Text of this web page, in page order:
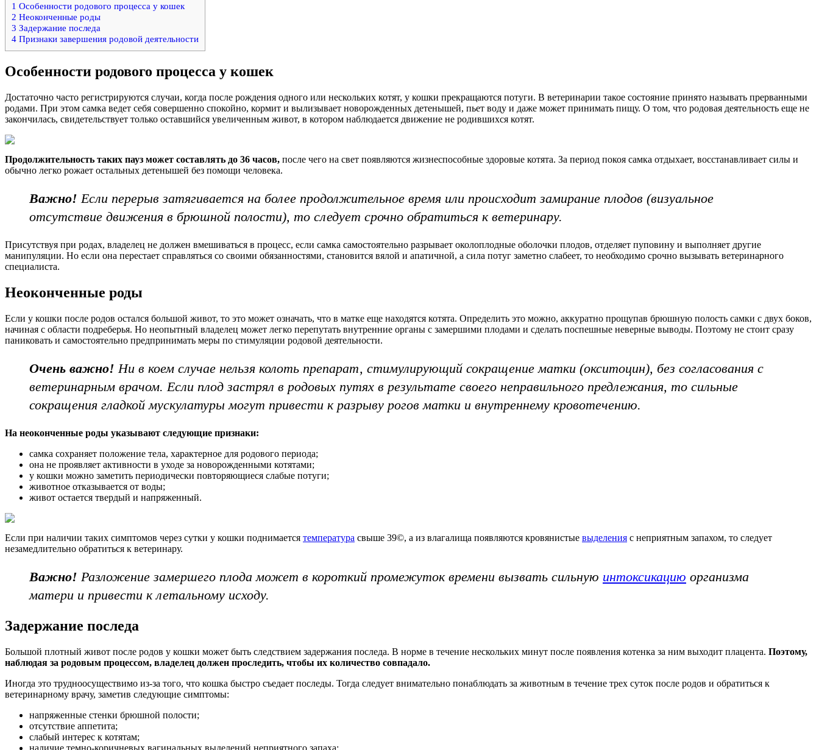
1 Особенности родового процесса у кошек
2 Неоконченные роды
3 Задержание последа
4 Признаки завершения родовой деятельности
Особенности родового процесса у кошек
Достаточно часто регистрируются случаи, когда после рождения одного или нескольких котят, у кошки прекращаются потуги. В ветеринарии такое состояние принято называть прерванными
родами. При этом самка ведет себя совершенно спокойно, кормит и вылизывает новорожденных детенышей, пьет воду и даже может принимать пищу. О том, что родовая деятельность еще не
закончилась, свидетельствует только оставшийся увеличенным живот, в котором наблюдается движение не родившихся котят.
Продолжительность таких пауз может составлять до 36 часов, после чего на свет появляются жизнеспособные здоровые котята. За период покоя самка отдыхает, восстанавливает силы и
обычно легко рожает остальных детенышей без помощи человека.
Важно! Если перерыв затягивается на более продолжительное время или происходит замирание плодов (визуальное
отсутствие движения в брюшной полости), то следует срочно обратиться к ветеринару.
Присутствуя при родах, владелец не должен вмешиваться в процесс, если самка самостоятельно разрывает околоплодные оболочки плодов, отделяет пуповину и выполняет другие
манипуляции. Но если она перестает справляться со своими обязанностями, становится вялой и апатичной, а сила потуг заметно слабеет, то необходимо срочно вызывать ветеринарного
специалиста.
Неоконченные роды
Если у кошки после родов остался большой живот, то это может означать, что в матке еще находятся котята. Определить это можно, аккуратно прощупав брюшную полость самки с двух боков,
начиная с области подреберья. Но неопытный владелец может легко перепутать внутренние органы с замершими плодами и сделать поспешные неверные выводы. Поэтому не стоит сразу
паниковать и самостоятельно предпринимать меры по стимуляции родовой деятельности.
Очень важно! Ни в коем случае нельзя колоть препарат, стимулирующий сокращение матки (окситоцин), без согласования с
ветеринарным врачом. Если плод застрял в родовых путях в результате своего неправильного предлежания, то сильные
сокращения гладкой мускулатуры могут привести к разрыву рогов матки и внутреннему кровотечению.
На неоконченные роды указывают следующие признаки:
самка сохраняет положение тела, характерное для родового периода;
она не проявляет активности в уходе за новорожденными котятами;
у кошки можно заметить периодически повторяющиеся слабые потуги;
животное отказывается от воды;
живот остается твердый и напряженный.
Если при наличии таких симптомов через сутки у кошки поднимается температура свыше 39©, а из влагалища появляются кровянистые выделения с неприятным запахом, то следует
незамедлительно обратиться к ветеринару.
Важно! Разложение замершего плода может в короткий промежуток времени вызвать сильную интоксикацию организма
матери и привести к летальному исходу.
Задержание последа
Большой плотный живот после родов у кошки может быть следствием задержания последа. В норме в течение нескольких минут после появления котенка за ним выходит плацента. Поэтому,
наблюдая за родовым процессом, владелец должен проследить, чтобы их количество совпадало.
Иногда это трудноосуществимо из-за того, что кошка быстро съедает последы. Тогда следует внимательно понаблюдать за животным в течение трех суток после родов и обратиться к
ветеринарному врачу, заметив следующие симптомы:
напряженные стенки брюшной полости;
отсутствие аппетита;
слабый интерес к котятам;
наличие темно-коричневых вагинальных выделений неприятного запаха;